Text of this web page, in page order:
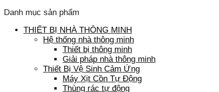
Danh mục sản phẩm
THIẾT BỊ NHÀ THÔNG MINH
Hệ thống nhà thông minh
Thiết bị thông minh
Giải pháp nhà thông minh
Thiết Bị Vệ Sinh Cảm Ứng
Máy Xịt Cồn Tự Động
Thùng rác tự động